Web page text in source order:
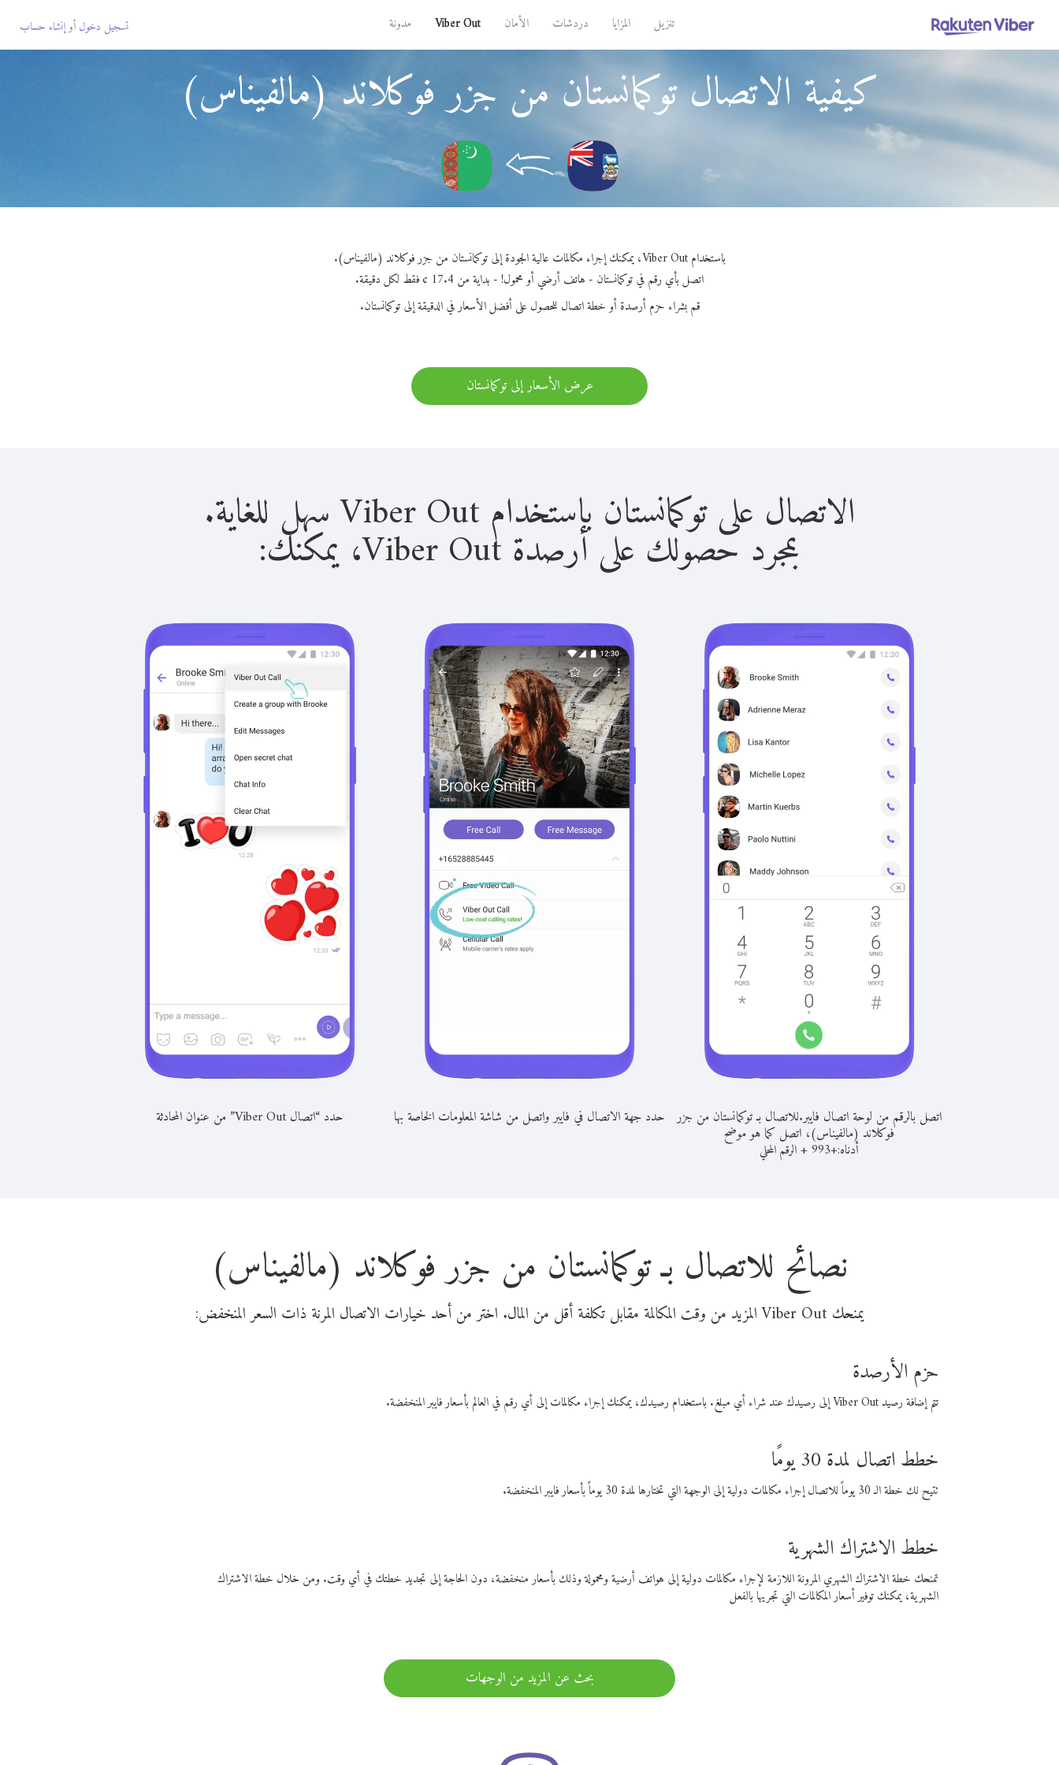
تنزيل المزايا دردشات الأمان Viber Out مدونة تسجيل دخول أوإنشاء حساب
كيفية الاتصال توكمانستان من جزر فوكلاند (مالفيناس)
باستخدام Viber Out، يمكنك إجراء مكالمات عالية الجودة إلى توكمانستان من جزر فوكلاند (مالفيناس).
اتصل بأي رقم في توكمانستان - هاتف أرضي أو محمول! - بداية من 17.4 ¢ فقط لكل دقيقة.
قم بشراء حزم أرصدة أو خطة اتصال للحصول على أفضل الأسعار في الدقيقة إلى توكمانستان.
عرض الأسعار إلى توكمانستان
الاتصال على توكمانستان باستخدام Viber Out سهل للغاية.
بمجرد حصولك على أرصدة Viber Out، يمكنك:
اتصل بالرقم من لوحة اتصال فايبر.للاتصال بـ توكمانستان من جزر
فوكلاند (مالفيناس)، اتصل كما هو موضح
أدناه:+
993
+الرقم المحلي
حدد جهة الاتصال في فايبر واتصل من شاشة المعلومات الخاصة بها حدد “اتصال Viber Out” من عنوان المحادثة
نصائح للاتصال بـ توكمانستان من جزر فوكلاند (مالفيناس)
يمنحك Viber Out المزيد من وقت المكالمة مقابل تكلفة أقل من المال. اختر من أحد خيارات الاتصال المرنة ذات السعر المنخفض:
حزم الأرصدة
تتم إضافة رصيد Viber Out إلى رصيدك عند شراء أي مبلغ. باستخدام رصيدك، يمكنك إجراء مكالمات إلى أي رقم في العالم بأسعار فايبر المنخفضة.
خطط اتصال لمدة 30 يومًا
تتيح لك خطة الـ 30 يوماً للاتصال إجراء مكالمات دولية إلى الوجهة التي تختارها لمدة 30 يوماً بأسعار فايبر المنخفضة.
خطط الاشتراك الشهرية
تمنحك خطة الاشتراك الشهري المرونة اللازمة لإجراء مكالمات دولية إلى هواتف أرضية ومحمولة وذلك بأسعار منخفضة، دون الحاجة إلى تجديد خطتك في أي وقت. ومن خلال خطة الاشتراك
الشهرية، يمكنك توفير أسعار المكالمات التي تجريها بالفعل
بحث عن المزيد من الوجهات